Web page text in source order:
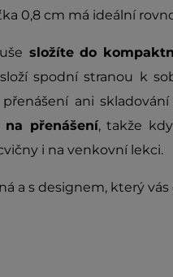
0,8 cm má ideální
složíte do
spodní stranou k
ani
na přenášení, takže
i na venkovní lekci.
a s designem, který